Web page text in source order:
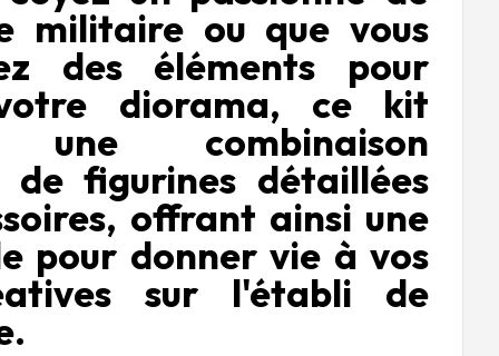
militaire ou que vous
des éléments pour
diorama, ce kit
une combinaison
de figurines détaillées
offrant ainsi une
pour donner vie à vos
sur l'établi de